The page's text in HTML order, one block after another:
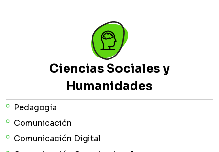
Ciencias Sociales y
Humanidades
Pedagogía
Comunicación
Comunicación Digital